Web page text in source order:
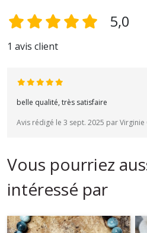
5,0
1 avis client
belle qualité, très satisfaire
Avis rédigé le 3 sept. 2025 par Virginie
Vous pourriez
intéressé par